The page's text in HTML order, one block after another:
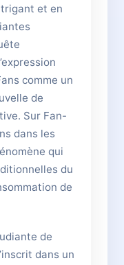
et en
comme un
de
Sur Fan-
dans les
qui
du
de
de
dans un